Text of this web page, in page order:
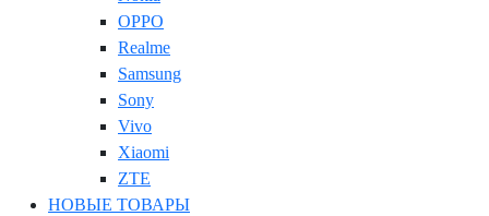
OPPO
Realme
Samsung
Sony
Vivo
Xiaomi
ZTE
НОВЫЕ ТОВАРЫ